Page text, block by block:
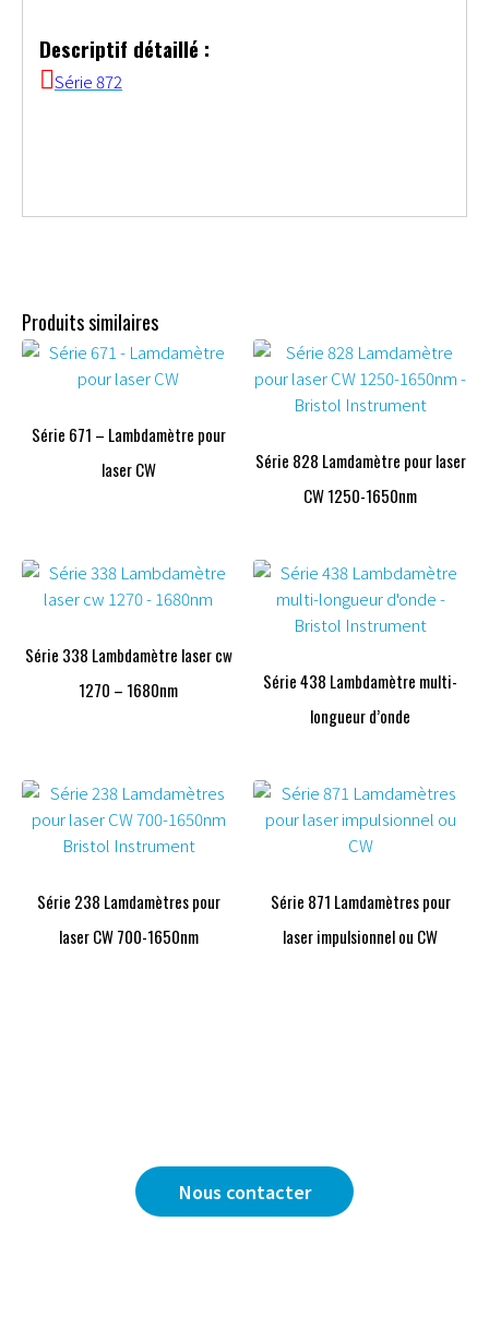
Descriptif détaillé :
Série 872
Produits similaires
Série 671 – Lambdamètre pour
laser CW
Série 828 Lamdamètre pour laser
CW 1250-1650nm
Série 338 Lambdamètre laser cw
1270 – 1680nm
Série 438 Lambdamètre multi-
longueur d’onde
Série 238 Lamdamètres pour
laser CW 700-1650nm
Série 871 Lamdamètres pour
laser impulsionnel ou CW
Nous contacter